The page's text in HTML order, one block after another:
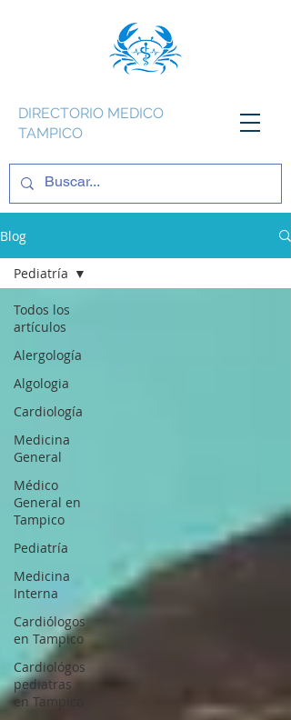
DIRECTORIO MEDICO
TAMPICO
Blog
Todos los
artículos
Alergología
Algologia
Cardiología
Medicina
General
Médico
General en
Tampico
Pediatría
Medicina
Interna
Cardiólogos
en Tampico
Cardiológos
pediatras
en Tampico
Pediatría